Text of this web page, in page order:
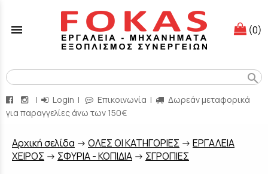
menu (0)
search
| Login | Επικοινωνία |
Δωρεάν μεταφορικά
για παραγγελίες άνω των 150€
Aρχική σελίδα -> ΟΛΕΣ ΟΙ ΚΑΤΗΓΟΡΙΕΣ -> ΕΡΓΑΛΕΙΑ
ΧΕΙΡΟΣ -> ΣΦΥΡΙΑ - ΚΟΠΙΔΙΑ -> ΣΓΡΟΠΙΕΣ